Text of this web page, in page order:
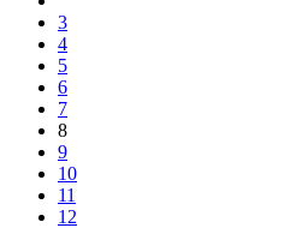
3
4
5
6
7
8
9
10
11
12